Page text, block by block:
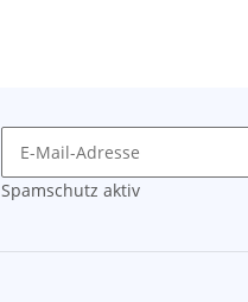
Spamschutz aktiv